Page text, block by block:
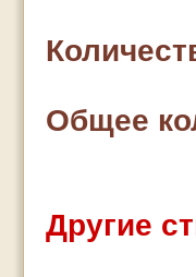
Общее
Другие